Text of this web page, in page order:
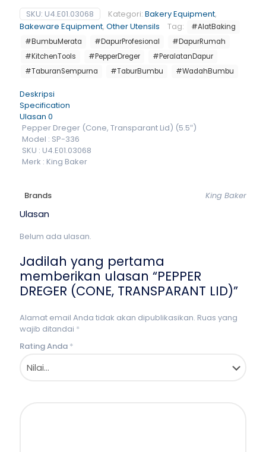
SKU: U4.E01.03068 Kategori: Bakery Equipment,
Bakeware Equipment, Other Utensils Tag:
#AlatBaking
#BumbuMerata
#DapurProfesional
#DapurRumah
#KitchenTools
#PepperDreger
#PeralatanDapur
#TaburanSempurna
#TaburBumbu #WadahBumbu
Deskripsi
Specification
Ulasan 0
Pepper Dreger (Cone, Transparant Lid) (5.5″)
Model : SP-336
SKU : U4.E01.03068
Merk : King Baker
Brands King Baker
Ulasan
Belum ada ulasan.
Jadilah yang pertama
memberikan ulasan “PEPPER
DREGER (CONE, TRANSPARANT LID)”
Alamat email Anda tidak akan dipublikasikan. Ruas yang
wajib ditandai *
Rating Anda *